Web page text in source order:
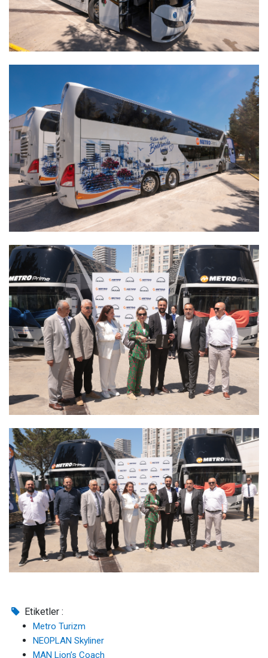
Etiketler :
Metro Turizm
NEOPLAN Skyliner
MAN Lion’s Coach